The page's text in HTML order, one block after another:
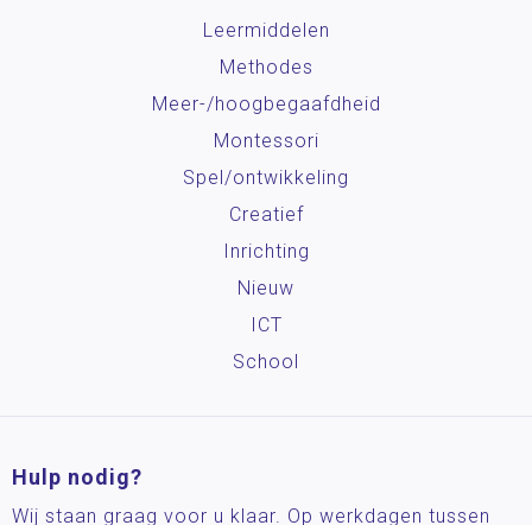
Leermiddelen
Methodes
Meer-/hoog­begaafdheid
Montessori
Spel/ontwikkeling
Creatief
Inrichting
Nieuw
ICT
School
Hulp nodig?
Wij staan graag voor u klaar. Op werkdagen tussen